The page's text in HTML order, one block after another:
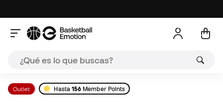
Outlet Hasta 156 Member Points